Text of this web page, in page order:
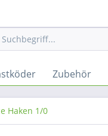
Zubehör
Haken 1/0